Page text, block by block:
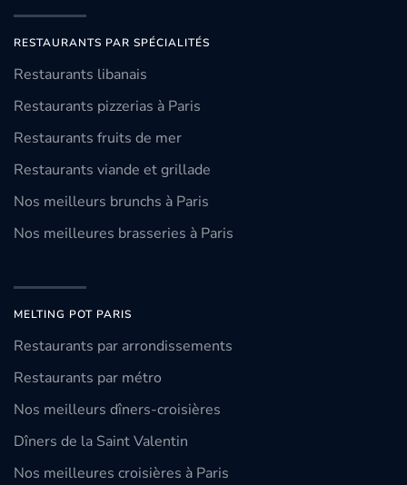
RESTAURANTS PAR SPÉCIALITÉS
Restaurants libanais
Restaurants pizzerias à Paris
Restaurants fruits de mer
Restaurants viande et grillade
Nos meilleurs brunchs à Paris
Nos meilleures brasseries à Paris
MELTING POT PARIS
Restaurants par arrondissements
Restaurants par métro
Nos meilleurs dîners-croisières
Dîners de la Saint Valentin
Nos meilleures croisières à Paris